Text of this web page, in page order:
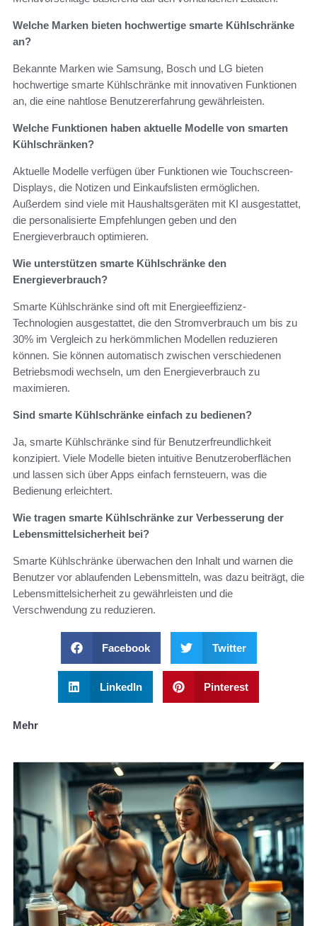
Welche Marken bieten hochwertige smarte Kühlschränke
an?
Bekannte Marken wie Samsung, Bosch und LG bieten
hochwertige smarte Kühlschränke mit innovativen Funktionen
an, die eine nahtlose Benutzererfahrung gewährleisten.
Welche Funktionen haben aktuelle Modelle von smarten
Kühlschränken?
Aktuelle Modelle verfügen über Funktionen wie Touchscreen-
Displays, die Notizen und Einkaufslisten ermöglichen.
Außerdem sind viele mit Haushaltsgeräten mit KI ausgestattet,
die personalisierte Empfehlungen geben und den
Energieverbrauch optimieren.
Wie unterstützen smarte Kühlschränke den
Energieverbrauch?
Smarte Kühlschränke sind oft mit Energieeffizienz-
Technologien ausgestattet, die den Stromverbrauch um bis zu
30% im Vergleich zu herkömmlichen Modellen reduzieren
können. Sie können automatisch zwischen verschiedenen
Betriebsmodi wechseln, um den Energieverbrauch zu
maximieren.
Sind smarte Kühlschränke einfach zu bedienen?
Ja, smarte Kühlschränke sind für Benutzerfreundlichkeit
konzipiert. Viele Modelle bieten intuitive Benutzeroberflächen
und lassen sich über Apps einfach fernsteuern, was die
Bedienung erleichtert.
Wie tragen smarte Kühlschränke zur Verbesserung der
Lebensmittelsicherheit bei?
Smarte Kühlschränke überwachen den Inhalt und warnen die
Benutzer vor ablaufenden Lebensmitteln, was dazu beiträgt, die
Lebensmittelsicherheit zu gewährleisten und die
Verschwendung zu reduzieren.
Facebook Twitter
LinkedIn Pinterest
Mehr